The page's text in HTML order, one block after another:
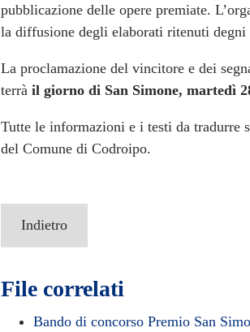
pubblicazione delle opere premiate.
la diffusione degli elaborati ritenuti degni
La proclamazione del vincitore e dei
terrà il giorno di San Simone, martedì
Tutte le informazioni e i testi da tradurre
del Comune di Codroipo.
Indietro
File correlati
Bando di concorso Premio San